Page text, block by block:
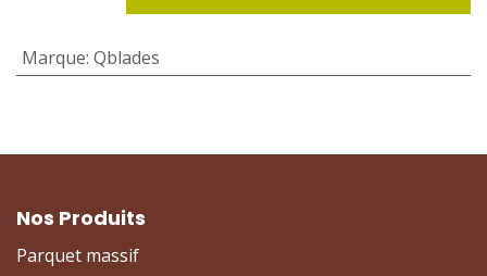
Marque: Qblades
Nos Produits
Parquet massif